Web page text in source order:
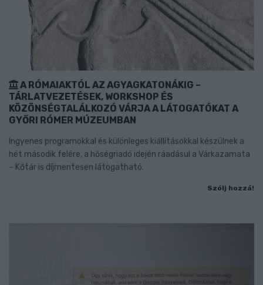
A RÓMAIAKTÓL AZ AGYAGKATONÁKIG –
TÁRLATVEZETÉSEK, WORKSHOP ÉS
KÖZÖNSÉGTALÁLKOZÓ VÁRJA A LÁTOGATÓKAT A
GYŐRI RÓMER MÚZEUMBAN
Ingyenes programokkal és különleges kiállításokkal készülnek a
hét második felére, a hőségriadó idején ráadásul a Várkazamata
– Kőtár is díjmentesen látogatható.
Szólj hozzá!